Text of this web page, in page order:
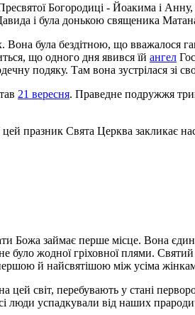
Богородиці - Йоакима і
і була донькою священика
Вона була бездітною, що вважалося
що одного дня явився їй ангел
подяку. Там вона зустрілася зі
21 вересня. Праведне подружжя
празник Свята Церква закликає
Божа займає перше місце. Вона
було жодної гріховної плями.
й найсвятішою між усіма
світ, перебувають у стані
люди успадкували від наших